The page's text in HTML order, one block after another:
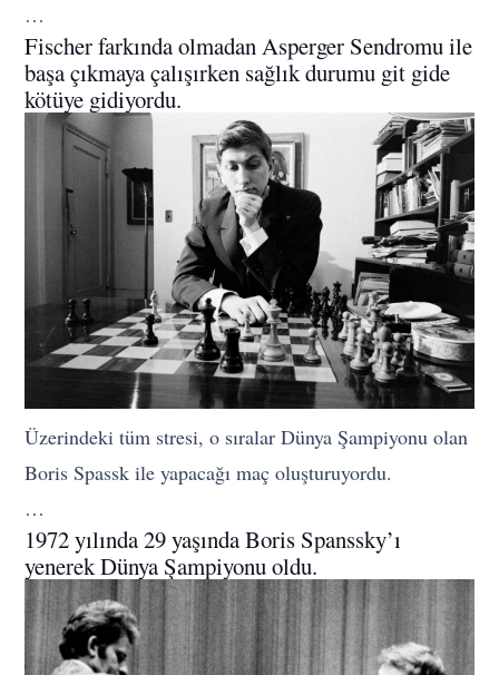
…
Fischer farkında olmadan Asperger Sendromu ile
başa çıkmaya çalışırken sağlık durumu git gide
kötüye gidiyordu.
Üzerindeki tüm stresi, o sıralar Dünya Şampiyonu olan
Boris Spassk ile yapacağı maç oluşturuyordu.
…
1972 yılında 29 yaşında Boris Spanssky’ı
yenerek Dünya Şampiyonu oldu.